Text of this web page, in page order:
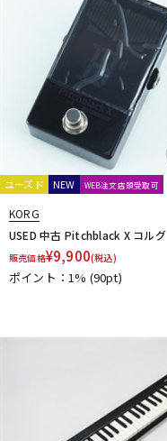
ユーズド NEW WEB注文店頭受取可
KORG
USED 中古 Pitchblack X コルグ
販売価格¥9,900(税込)
ポイント：1% (90pt)